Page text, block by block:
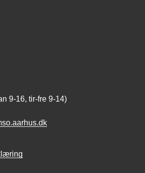
9-16, tir-fre 9-14)